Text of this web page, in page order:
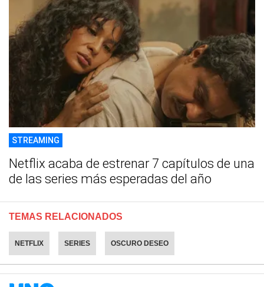
STREAMING
Netflix acaba de estrenar 7 capítulos de una
de las series más esperadas del año
TEMAS RELACIONADOS
NETFLIX SERIES OSCURO DESEO